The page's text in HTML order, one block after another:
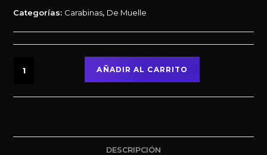
Categorías: Carabinas, De Muelle
AÑADIR AL CARRITO
DESCRIPCIÓN